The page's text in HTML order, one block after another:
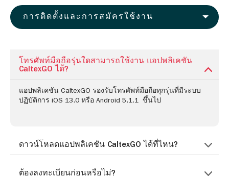
การติดตั้งและการสมัครใช้งาน
โทรศัพท์มือถือรุ่นใดสามารถใช้งาน แอปพลิเคชัน
CaltexGO ได้?
แอปพลิเคชัน CaltexGO รองรับโทรศัพท์มือถือทุกรุ่นที่มีระบบ
ปฏิบัติการ iOS 13.0 หรือ Android 5.1.1 ขึ้นไป
ดาวน์โหลดแอปพลิเคชัน CaltexGO ได้ที่ไหน?
ต้องลงทะเบียนก่อนหรือไม่?